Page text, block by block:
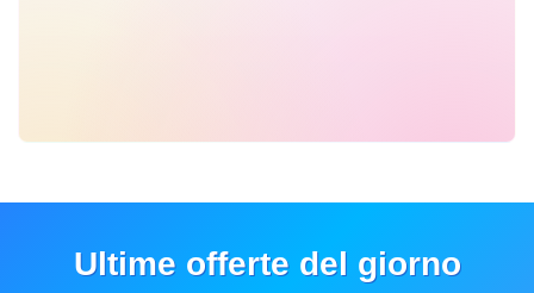
Ultime offerte del giorno